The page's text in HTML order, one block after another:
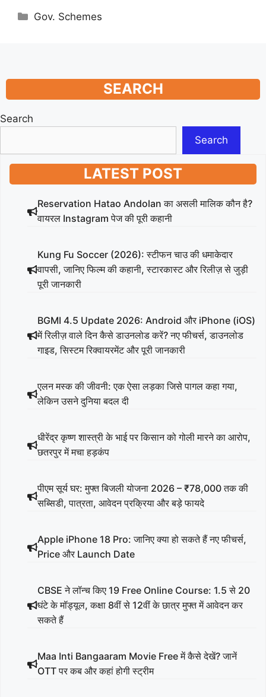
Categories
Gov. Schemes
SEARCH
Search
Search
LATEST POST
Reservation Hatao Andolan का असली मालिक कौन है?
वायरल Instagram पेज की पूरी कहानी
Kung Fu Soccer (2026): स्टीफन चाउ की धमाकेदार
वापसी, जानिए फिल्म की कहानी, स्टारकास्ट और रिलीज़ से जुड़ी
पूरी जानकारी
BGMI 4.5 Update 2026: Android और iPhone (iOS)
में रिलीज़ वाले दिन कैसे डाउनलोड करें? नए फीचर्स, डाउनलोड
गाइड, सिस्टम रिक्वायरमेंट और पूरी जानकारी
एलन मस्क की जीवनी: एक ऐसा लड़का जिसे पागल कहा गया,
लेकिन उसने दुनिया बदल दी
धीरेंद्र कृष्ण शास्त्री के भाई पर किसान को गोली मारने का आरोप,
छतरपुर में मचा हड़कंप
पीएम सूर्य घर: मुफ्त बिजली योजना 2026 – ₹78,000 तक की
सब्सिडी, पात्रता, आवेदन प्रक्रिया और बड़े फायदे
Apple iPhone 18 Pro: जानिए क्या हो सकते हैं नए फीचर्स,
Price और Launch Date
CBSE ने लॉन्च किए 19 Free Online Course: 1.5 से 20
घंटे के मॉड्यूल, कक्षा 8वीं से 12वीं के छात्र मुफ्त में आवेदन कर
सकते हैं
Maa Inti Bangaaram Movie Free में कैसे देखें? जानें
OTT पर कब और कहां होगी स्ट्रीम